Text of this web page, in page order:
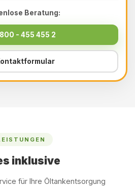
Beratung:
- 455 455 2
inklusive
für Ihre Öltankentsorgung